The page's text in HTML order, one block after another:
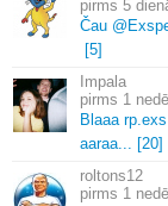
5
Čau
[5]
Impala
1
Blaaa rp.
aaraa... [20]
roltons12
1